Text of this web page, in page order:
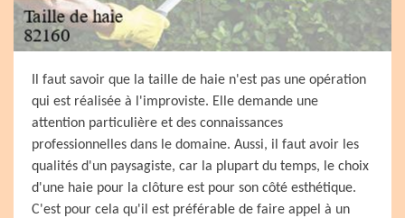
Il faut savoir que la taille de haie n'est pas une opération
qui est réalisée à l'improviste. Elle demande une
attention particulière et des connaissances
professionnelles dans le domaine. Aussi, il faut avoir les
qualités d'un paysagiste, car la plupart du temps, le choix
d'une haie pour la clôture est pour son côté esthétique.
C'est pour cela qu'il est préférable de faire appel à un